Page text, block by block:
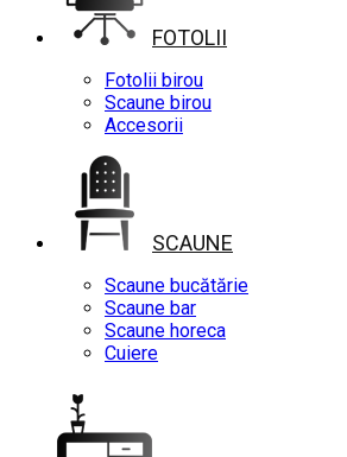
FOTOLII
Fotolii birou
Scaune birou
Accesorii
SCAUNE
Scaune bucătărie
Scaune bar
Scaune horeca
Cuiere